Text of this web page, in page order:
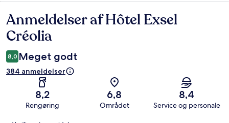
Anmeldelser
Anmeldelser af Hôtel Exsel
Créolia
8,0 Meget godt
384 anmeldelser
8,2
Rengøring
6,8
Området
8,4
Service og personale